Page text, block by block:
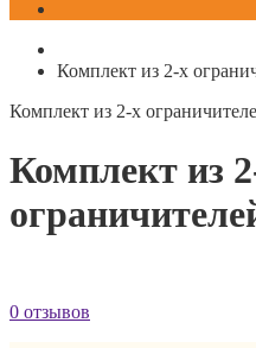
Комплект из 2-х
Комплект из 2-х
Комплект из
0 отзывов